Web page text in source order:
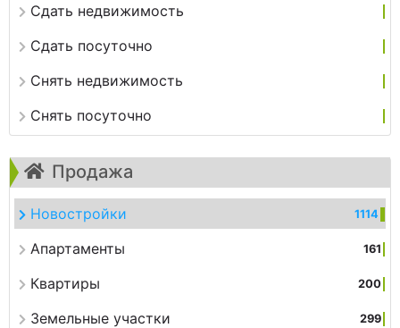
Сдать недвижимость
Сдать посуточно
Снять недвижимость
Снять посуточно
Продажа
Новостройки 1114
Апартаменты 161
Квартиры 200
Земельные участки 299